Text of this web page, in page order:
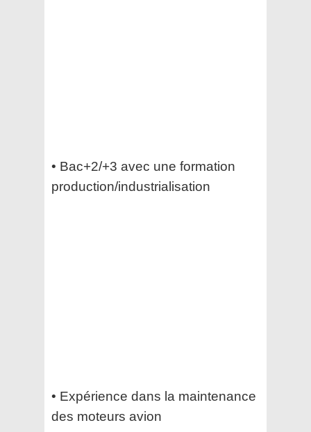
• Bac+2/+3 avec une formation
production/industrialisation
• Expérience dans la maintenance
des moteurs avion